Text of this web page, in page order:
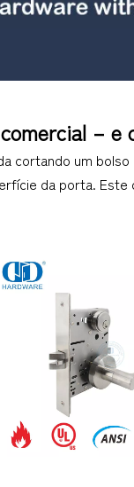
– e
cortando um
da porta.